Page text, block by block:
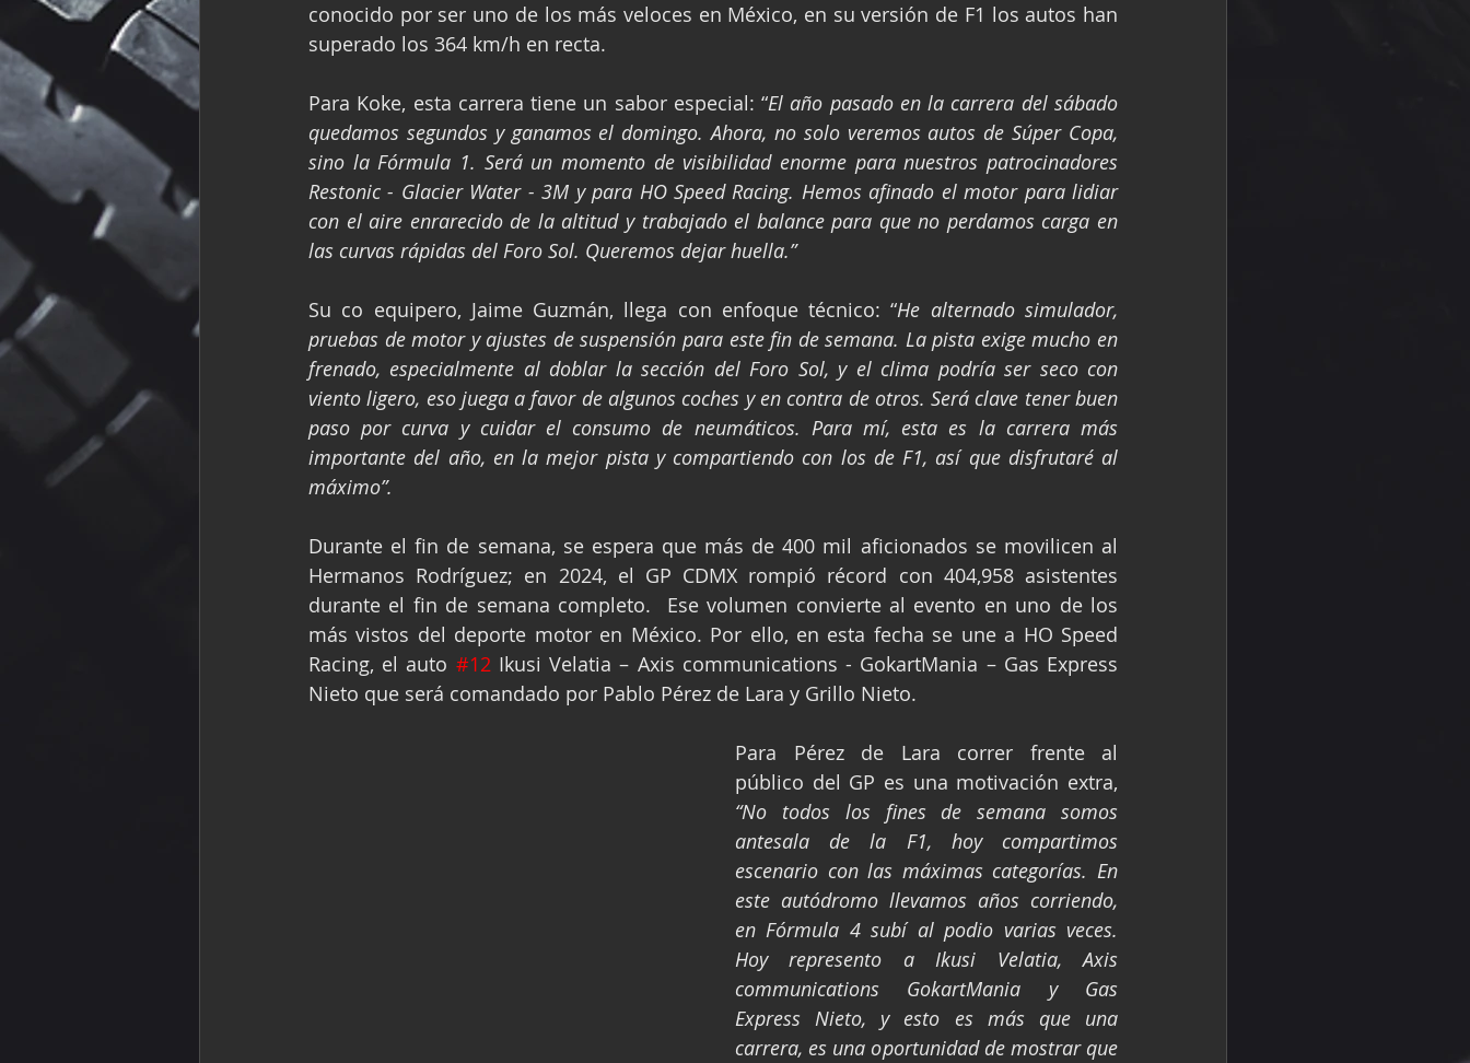
conocido por ser uno de los más veloces en México, en su versión de F1 los autos han
superado los 364 km/h en recta.
Para Koke, esta carrera tiene un sabor especial: “El año pasado en la carrera del sábado
quedamos segundos y ganamos el domingo. Ahora, no solo veremos autos de Súper Copa,
sino la Fórmula 1. Será un momento de visibilidad enorme para nuestros patrocinadores
Restonic - Glacier Water - 3M y para HO Speed Racing. Hemos afinado el motor para lidiar
con el aire enrarecido de la altitud y trabajado el balance para que no perdamos carga en
las curvas rápidas del Foro Sol. Queremos dejar huella.”
Su co equipero, Jaime Guzmán, llega con enfoque técnico: “He alternado simulador,
pruebas de motor y ajustes de suspensión para este fin de semana. La pista exige mucho en
frenado, especialmente al doblar la sección del Foro Sol, y el clima podría ser seco con
viento ligero, eso juega a favor de algunos coches y en contra de otros. Será clave tener buen
paso por curva y cuidar el consumo de neumáticos. Para mí, esta es la carrera más
importante del año, en la mejor pista y compartiendo con los de F1, así que disfrutaré al
máximo”.
Durante el fin de semana, se espera que más de 400 mil aficionados se movilicen al
Hermanos Rodríguez; en 2024, el GP CDMX rompió récord con 404,958 asistentes
durante el fin de semana completo.  Ese volumen convierte al evento en uno de los
más vistos del deporte motor en México. Por ello, en esta fecha se une a HO Speed
Racing, el auto #12 Ikusi Velatia – Axis communications - GokartMania – Gas Express
Nieto que será comandado por Pablo Pérez de Lara y Grillo Nieto.
Para Pérez de Lara correr frente al
“No todos los fines de semana somos
antesala de la F1, hoy compartimos
escenario con las máximas categorías. En
este autódromo llevamos años corriendo,
en Fórmula 4 subí al podio varias veces.
Hoy represento a Ikusi Velatia, Axis
communications GokartMania y Gas
Express Nieto, y esto es más que una
carrera, es una oportunidad de mostrar que